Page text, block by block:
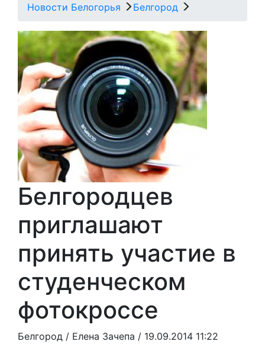
Новости Белогорья Белгород
Белгородцев
приглашают
принять участие в
студенческом
фотокроссе
Белгород / Елена Зачепа / 19.09.2014 11:22